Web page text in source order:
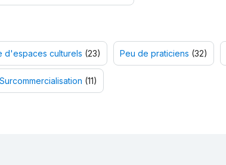
d'espaces culturels (23) Peu de praticiens (32)
Surcommercialisation (11)